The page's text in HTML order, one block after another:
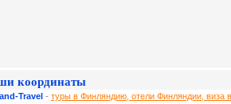
координаты
Travel - туры в Финляндию, отели Финляндии, виза